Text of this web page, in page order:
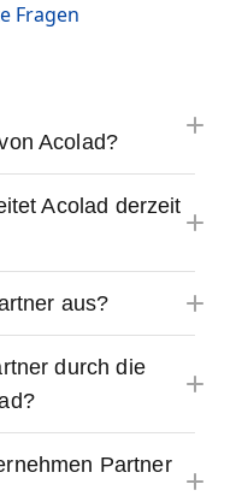
Fragen
Acolad?
Acolad derzeit
aus?
durch die
Partner